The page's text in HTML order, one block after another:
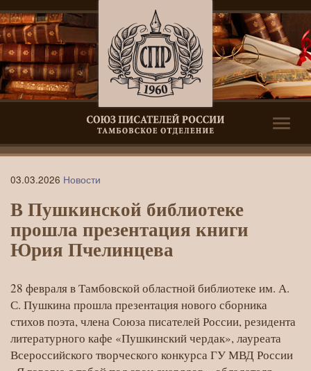
Toggle
В
Пушкинской
библиотеке
прошла
презентация
книги
Юрия
Пчелинцева
03.03.2026 Новости
В Пушкинской библиотеке
прошла презентация книги
Юрия Пчелинцева
28 февраля в Тамбовской областной библиотеке им. А.
С. Пушкина прошла презентация нового сборника
стихов поэта, члена Союза писателей России, резидента
литературного кафе «Пушкинский чердак», лауреата
Всероссийского творческого конкурса ГУ МВД России